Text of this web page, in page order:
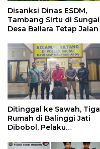
Disanksi Dinas ESDM,
Tambang Sirtu di Sungai
Desa Baliara Tetap Jalan
Ditinggal ke Sawah, Tiga
Rumah di Balinggi Jati
Dibobol, Pelaku